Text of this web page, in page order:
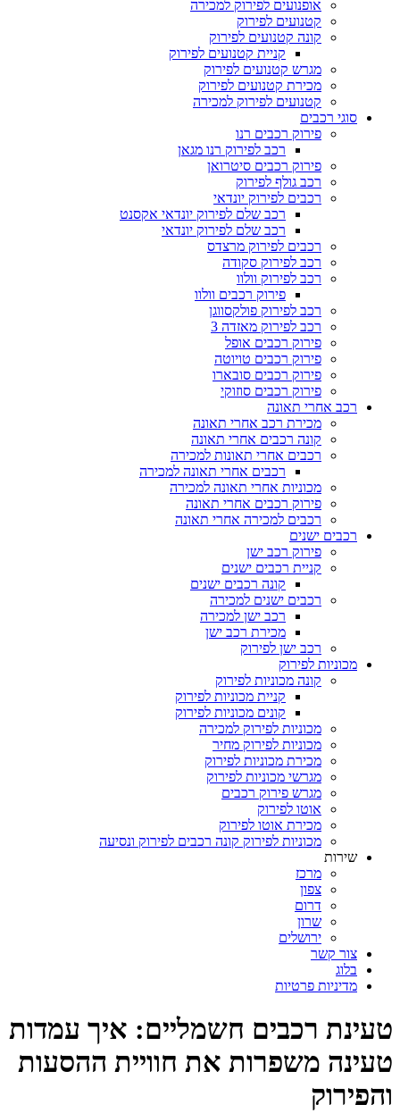
אופנועים לפירוק למכירה
קטנועים לפירוק
קונה קטנועים לפירוק
קניית קטנועים לפירוק
מגרש קטנועים לפירוק
מכירת קטנועים לפירוק
קטנועים לפירוק למכירה
סוגי רכבים
פירוק רכבים רנו
רכב לפירוק רנו מגאן
פירוק רכבים סיטרואן
רכב גולף לפירוק
רכבים לפירוק יונדאי
רכב שלם לפירוק יונדאי אקסנט
רכב שלם לפירוק יונדאי
רכבים לפירוק מרצדס
רכב לפירוק סקודה
רכב לפירוק וולוו
פירוק רכבים וולוו
רכב לפירוק פולקסווגן
רכב לפירוק מאזדה 3
פירוק רכבים אופל
פירוק רכבים טויוטה
פירוק רכבים סובארו
פירוק רכבים סוזוקי
רכב אחרי תאונה
מכירת רכב אחרי תאונה
קונה רכבים אחרי תאונה
רכבים אחרי תאונות למכירה
רכבים אחרי תאונה למכירה
מכוניות אחרי תאונה למכירה
פירוק רכבים אחרי תאונה
רכבים למכירה אחרי תאונה
רכבים ישנים
פירוק רכב ישן
קניית רכבים ישנים
קונה רכבים ישנים
רכבים ישנים למכירה
רכב ישן למכירה
מכירת רכב ישן
רכב ישן לפירוק
מכוניות לפירוק
קונה מכוניות לפירוק
קניית מכוניות לפירוק
קונים מכוניות לפירוק
מכוניות לפירוק למכירה
מכוניות לפירוק מחיר
מכירת מכוניות לפירוק
מגרשי מכוניות לפירוק
מגרש פירוק רכבים
אוטו לפירוק
מכירת אוטו לפירוק
מכוניות לפירוק קונה רכבים לפירוק ונסיעה
שירות
מרכז
צפון
דרום
שרון
ירושלים
צור קשר
בלוג
מדיניות פרטיות
טעינת רכבים חשמליים: איך עמדות
טעינה משפרות את חוויית ההסעות
והפירוק